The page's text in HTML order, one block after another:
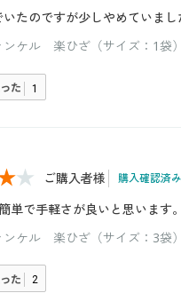
たのですが少しやめていま
ンケル 楽ひざ（サイズ：1袋）
た 1
ご購入者様 購入確認済み
単で手軽さが良いと思います。
ンケル 楽ひざ（サイズ：3袋）
た 2